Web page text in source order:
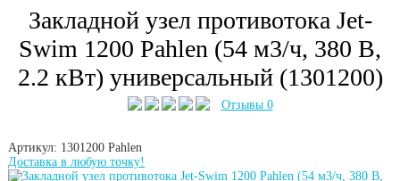
Закладной узел противотока Jet-
Swim 1200 Pahlen (54 м3/ч, 380 В,
2.2 кВт) универсальный (1301200)
Отзывы 0
Артикул: 1301200 Pahlen
Доставка в любую точку!